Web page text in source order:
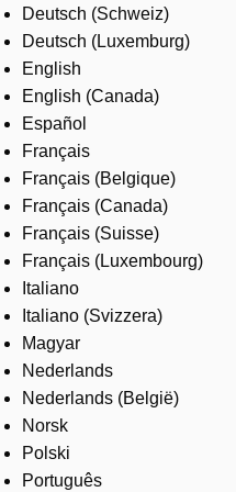
Where to buy
Contact us
Careers
Deutsch (Schweiz)
Deutsch (Luxemburg)
English
English (Canada)
Español
Français
Français (Belgique)
Français (Canada)
Français (Suisse)
Français (Luxembourg)
Italiano
Italiano (Svizzera)
Magyar
Nederlands
Nederlands (België)
Norsk
Polski
Português